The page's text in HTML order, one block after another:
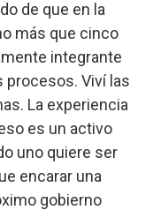
de que en la
más que cinco
integrante
procesos. Viví las
La experiencia
es un activo
uno quiere ser
encarar una
gobierno